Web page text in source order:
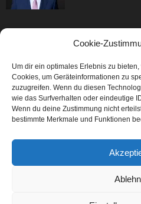
Cookie-
Um dir ein optimales Erlebnis zu
Cookies, um Geräteinformationen zu
zuzugreifen. Wenn du diesen
wie das Surfverhalten oder eindeutige
Wenn du deine Zustimmung nicht
bestimmte Merkmale und Funktionen
Events & Success
Breaking News
Aktuelles
Featured Article
Karriere